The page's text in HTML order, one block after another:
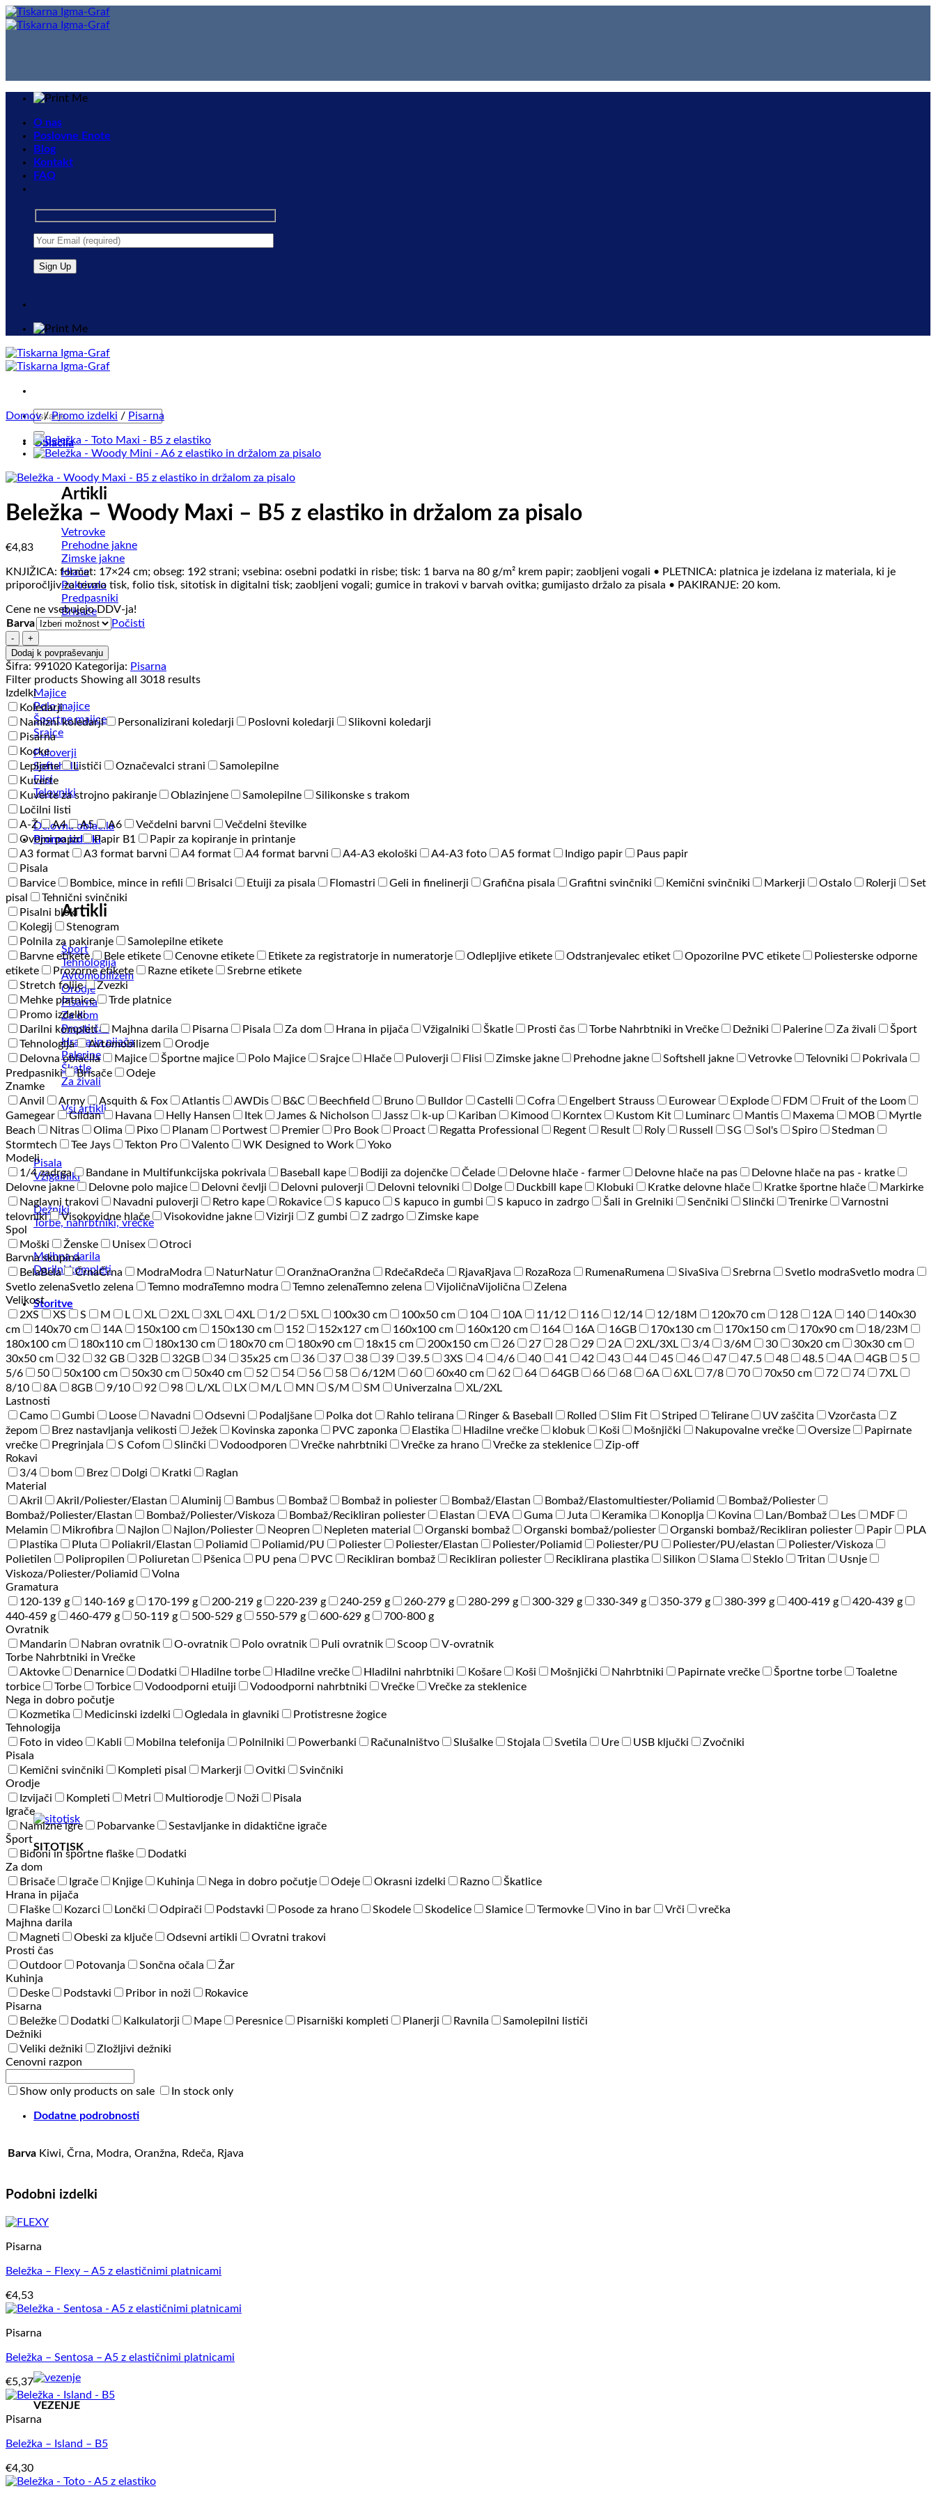
Skip
to
O nas
Poslovne Enote
Blog
Kontakt
FAQ
Išči:
Oblačila
Artikli
Vetrovke
Prehodne jakne
Zimske jakne
Hlače
Pokrivala
Predpasniki
Brisače
Odeje
Vsi artikli
Majice
Polo majice
Športne majice
Srajce
Puloverji
Softshelli
Flisi
Telovniki
Delovna oblačila
Promo izdelki
Artikli
Šport
Tehnologija
Avtomobilizem
Orodje
Pisarna
Za dom
Prosti čas
Hrana in pijača
Palerine
Škatle
Za živali
Vsi artikli
Pisala
Vžigalniki
Dežniki
Torbe, nahrbtniki, vrečke
Majhna darila
Darilni kompleti
Storitve
SITOTISK
VEZENJE
Domov / Promo izdelki / Pisarna
Beležka – Woody Maxi – B5 z elastiko in držalom za pisalo
€4,83
KNJIŽICA: format: 17×24 cm; obseg: 192 strani; vsebina: osebni podatki in risbe; tisk: 1 barva na 80 g/m² krem ​​papir; zaobljeni vogali • PLETNICA: platnica je izdelana iz materiala, ki je
priporočljiv za termo tisk, folio tisk, sitotisk in digitalni tisk; zaobljeni vogali; gumice in trakovi v barvah ovitka; gumijasto držalo za pisala • PAKIRANJE: 20 kom.
Cene ne vsebujejo DDV-ja!
Barva
Počisti
Beležka
-
Woody
Maxi
-
B5
z
elastiko
in
držalom
za
pisalo
količina
Dodaj k povpraševanju
Šifra: 991020 Kategorija: Pisarna
Filter products Showing all 3018 results
Izdelki
Koledarji
Namizni koledarji
Personalizirani koledarji Poslovni koledarji
Slikovni koledarji
Pisarna
Kocke
Lepljene
Lističi Označevalci strani
Samolepilne
Kuverte
Kuverte za strojno pakiranje
Oblazinjene Samolepilne
Silikonske s trakom
Ločilni listi
A-Ž
A4 A5 A6 Večdelni barvni
Večdelni številke
Ovojni papir
Papir B1
Papir za kopiranje in printanje
A3 format
A3 format barvni A4 format A4 format barvni A4-A3 ekološki A4-A3 foto A5 format Indigo papir
Paus papir
Pisala
Barvice
Bombice, mince in refili Brisalci Etuiji za pisala Flomastri Geli in finelinerji Grafična pisala Grafitni svinčniki Kemični svinčniki Markerji Ostalo Rolerji
Set
pisal
Tehnični svinčniki
Pisalni bloki
Kolegij
Stenogram
Polnila za pakiranje
Samolepilne etikete
Barvne etikete
Bele etikete Cenovne etikete Etikete za registratorje in numeratorje Odlepljive etikete Odstranjevalec etiket Opozorilne PVC etikete
Poliesterske odporne
etikete
Prozorne etikete Razne etikete
Srebrne etikete
Stretch folije
Zvezki
Mehke platnice
Trde platnice
Promo izdelki
Darilni kompleti
Majhna darila Pisarna Pisala Za dom Hrana in pijača Vžigalniki Škatle Prosti čas Torbe Nahrbtniki in Vrečke Dežniki Palerine Za živali
Šport
Tehnologija
Avtomobilizem
Orodje
Delovna oblačila
Majice Športne majice Polo Majice Srajce Hlače Puloverji Flisi Zimske jakne Prehodne jakne Softshell jakne Vetrovke Telovniki
Pokrivala
Predpasniki
Brisače
Odeje
Znamke
Anvil
Army Asquith & Fox Atlantis AWDis B&C Beechfield Bruno Bulldor Castelli Cofra Engelbert Strauss Eurowear Explode FDM
Fruit of the Loom
Gamegear
Gildan Havana Helly Hansen Itek James & Nicholson Jassz k-up Kariban Kimood Korntex Kustom Kit Luminarc Mantis Maxema MOB
Myrtle
Beach
Nitras Olima Pixo Planam Portwest Premier Pro Book Proact Regatta Professional Regent Result Roly Russell SG Sol's Spiro
Stedman
Stormtech
Tee Jays Tekton Pro Valento WK Designed to Work
Yoko
Modeli
1/4 zadrga
Bandane in Multifunkcijska pokrivala Baseball kape Bodiji za dojenčke Čelade Delovne hlače - farmer Delovne hlače na pas
Delovne hlače na pas - kratke
Delovne jakne
Delovne polo majice Delovni čevlji Delovni puloverji Delovni telovniki Dolge Duckbill kape Klobuki Kratke delovne hlače Kratke športne hlače
Markirke
Naglavni trakovi
Navadni puloverji Retro kape Rokavice S kapuco S kapuco in gumbi S kapuco in zadrgo Šali in Grelniki Senčniki Slinčki Trenirke
Varnostni
telovniki
Visokovidne hlače Visokovidne jakne Vizirji Z gumbi Z zadrgo
Zimske kape
Spol
Moški
Ženske Unisex
Otroci
Barvna skupina
BelaBela ČrnaČrna ModraModra NaturNatur OranžnaOranžna Rdeča Rdeča Rjava Rjava Roza Roza Rumena Rumena SivaSiva Srebrna Svetlo modraSvetlo modra
Svetlo zelenaSvetlo zelena Temno modraTemno modra Temno zelenaTemno zelena VijoličnaVijolična
Zelena
Velikost
2XS
XS S M L XL 2XL 3XL 4XL 1/2 5XL 100x30 cm 100x50 cm 104 10A 11/12 116 12/14 12/18M 120x70 cm 128 12A 140
140x30
cm
140x70 cm 14A 150x100 cm 150x130 cm 152 152x127 cm 160x100 cm 160x120 cm 164 16A 16GB 170x130 cm 170x150 cm 170x90 cm
18/23M
180x100 cm
180x110 cm 180x130 cm 180x70 cm 180x90 cm 18x15 cm 200x150 cm 26 27 28 29 2A 2XL/3XL 3/4 3/6M 30 30x20 cm
30x30 cm
30x50 cm
32 32 GB 32B 32GB 34 35x25 cm 36 37 38 39 39.5 3XS 4 4/6 40 41 42 43 44 45 46 47 47.5 48 48.5 4A 4GB
5
5/6
50 50x100 cm 50x30 cm 50x40 cm 52 54 56 58 6/12M 60 60x40 cm 62 64 64GB 66 68 6A 6XL 7/8 70 70x50 cm 72 74
7XL
8/10
8A 8GB 9/10 92 98 L/XL LX M/L MN S/M SM Univerzalna
XL/2XL
Lastnosti
Camo
Gumbi Loose Navadni Odsevni Podaljšane Polka dot Rahlo telirana Ringer & Baseball Rolled Slim Fit Striped Telirane UV zaščita Vzorčasta
Z
žepom
Brez nastavljanja velikosti Ježek Kovinska zaponka PVC zaponka Elastika Hladilne vrečke klobuk Koši Mošnjički Nakupovalne vrečke Oversize
Papirnate
vrečke
Pregrinjala S Cofom Slinčki Vodoodporen Vrečke nahrbtniki Vrečke za hrano Vrečke za steklenice
Zip-off
Rokavi
3/4
bom Brez Dolgi Kratki
Raglan
Material
Akril
Akril/Poliester/Elastan Aluminij Bambus Bombaž Bombaž in poliester Bombaž/Elastan Bombaž/Elastomultiester/Poliamid
Bombaž/Poliester
Bombaž/Poliester/Elastan
Bombaž/Poliester/Viskoza Bombaž/Recikliran poliester Elastan EVA Guma Juta Keramika Konoplja Kovina Lan/Bombaž Les
MDF
Melamin
Mikrofibra Najlon Najlon/Poliester Neopren Nepleten material Organski bombaž Organski bombaž/poliester Organski bombaž/Recikliran poliester Papir
PLA
Plastika
Pluta Poliakril/Elastan Poliamid Poliamid/PU Poliester Poliester/Elastan Poliester/Poliamid Poliester/PU Poliester/PU/elastan
Poliester/Viskoza
Polietilen
Polipropilen Poliuretan Pšenica PU pena PVC Recikliran bombaž Recikliran poliester Reciklirana plastika Silikon Slama Steklo Tritan
Usnje
Viskoza/Poliester/Poliamid
Volna
Gramatura
120-139 g
140-169 g 170-199 g 200-219 g 220-239 g 240-259 g 260-279 g 280-299 g 300-329 g 330-349 g 350-379 g 380-399 g 400-419 g
420-439 g
440-459 g
460-479 g 50-119 g 500-529 g 550-579 g 600-629 g
700-800 g
Ovratnik
Mandarin
Nabran ovratnik O-ovratnik Polo ovratnik Puli ovratnik Scoop
V-ovratnik
Torbe Nahrbtniki in Vrečke
Aktovke
Denarnice Dodatki Hladilne torbe Hladilne vrečke Hladilni nahrbtniki Košare Koši Mošnjički Nahrbtniki Papirnate vrečke Športne torbe
Toaletne
torbice
Torbe Torbice Vodoodporni etuiji Vodoodporni nahrbtniki Vrečke
Vrečke za steklenice
Nega in dobro počutje
Kozmetika
Medicinski izdelki Ogledala in glavniki
Protistresne žogice
Tehnologija
Foto in video
Kabli Mobilna telefonija Polnilniki Powerbanki Računalništvo Slušalke Stojala Svetila Ure USB ključki
Zvočniki
Pisala
Kemični svinčniki
Kompleti pisal Markerji Ovitki
Svinčniki
Orodje
Izvijači
Kompleti Metri Multiorodje Noži
Pisala
Igrače
Namizne igre
Pobarvanke
Sestavljanke in didaktične igrače
Šport
Bidoni in športne flaške
Dodatki
Za dom
Brisače
Igrače Knjige Kuhinja Nega in dobro počutje Odeje Okrasni izdelki Razno
Škatlice
Hrana in pijača
Flaške
Kozarci Lončki Odpirači Podstavki Posode za hrano Skodele Skodelice Slamice Termovke Vino in bar Vrči
vrečka
Majhna darila
Magneti
Obeski za ključe Odsevni artikli
Ovratni trakovi
Prosti čas
Outdoor
Potovanja Sončna očala
Žar
Kuhinja
Deske
Podstavki Pribor in noži
Rokavice
Pisarna
Beležke
Dodatki Kalkulatorji Mape Peresnice Pisarniški kompleti Planerji Ravnila
Samolepilni lističi
Dežniki
Veliki dežniki
Zložljivi dežniki
Cenovni razpon
Show only products on sale In stock only
Dodatne podrobnosti
Barva Kiwi, Črna, Modra, Oranžna, Rdeča, Rjava
Podobni izdelki
Pisarna
Beležka – Flexy – A5 z elastičnimi platnicami
€4,53
Pisarna
Beležka – Sentosa – A5 z elastičnimi platnicami
€5,37
Pisarna
Beležka – Island – B5
€4,30